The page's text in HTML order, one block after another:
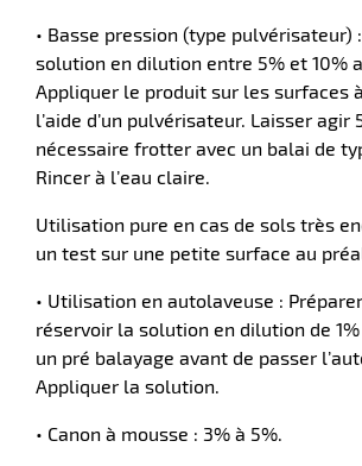
• Basse pression (type pulvérisateur)
solution en dilution entre 5% et 10%
Appliquer le produit sur les surfaces
l’aide d’un pulvérisateur. Laisser agir
nécessaire frotter avec un balai de
Rincer à l’eau claire.
Utilisation pure en cas de sols très
un test sur une petite surface au
• Utilisation en autolaveuse :
réservoir la solution en dilution de
un pré balayage avant de passer
Appliquer la solution.
• Canon à mousse : 3% à 5%.